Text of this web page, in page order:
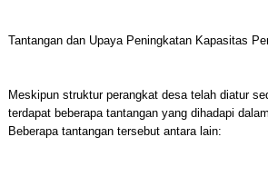
Tantangan dan Upaya Peningkatan Kapasitas
Meskipun struktur perangkat desa telah diatur
terdapat beberapa tantangan yang dihadapi
Beberapa tantangan tersebut antara lain: